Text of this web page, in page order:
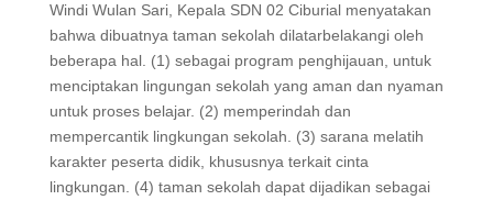
Windi Wulan Sari, Kepala SDN 02 Ciburial menyatakan
bahwa dibuatnya taman sekolah dilatarbelakangi oleh
beberapa hal. (1) sebagai program penghijauan, untuk
menciptakan lingungan sekolah yang aman dan nyaman
untuk proses belajar. (2) memperindah dan
mempercantik lingkungan sekolah. (3) sarana melatih
karakter peserta didik, khususnya terkait cinta
lingkungan. (4) taman sekolah dapat dijadikan sebagai